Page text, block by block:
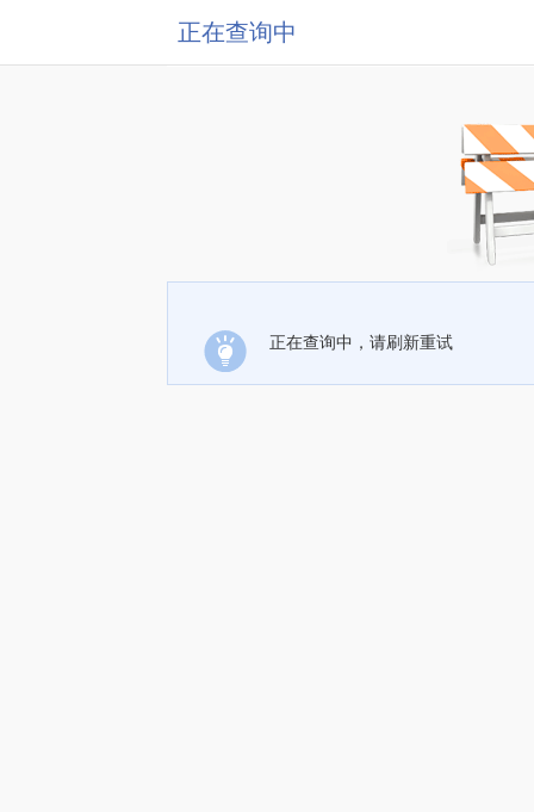
正在查询中
正在查询中，请刷新重试